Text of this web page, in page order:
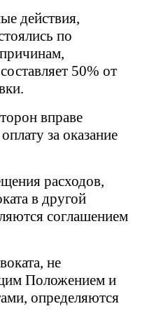
действия,
по
50% от
вправе
за оказание
расходов,
в другой
соглашением
не
Положением и
определяются